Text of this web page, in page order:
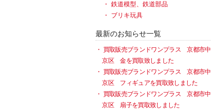
鉄道模型、鉄道部品
ブリキ玩具
最新のお知らせ一覧
買取販売ブランドワンプラス 京都市中
京区 金を買取致しました
買取販売ブランドワンプラス 京都市中
京区 フィギュアを買取致しました
買取販売ブランドワンプラス 京都市中
京区 扇子を買取致しました